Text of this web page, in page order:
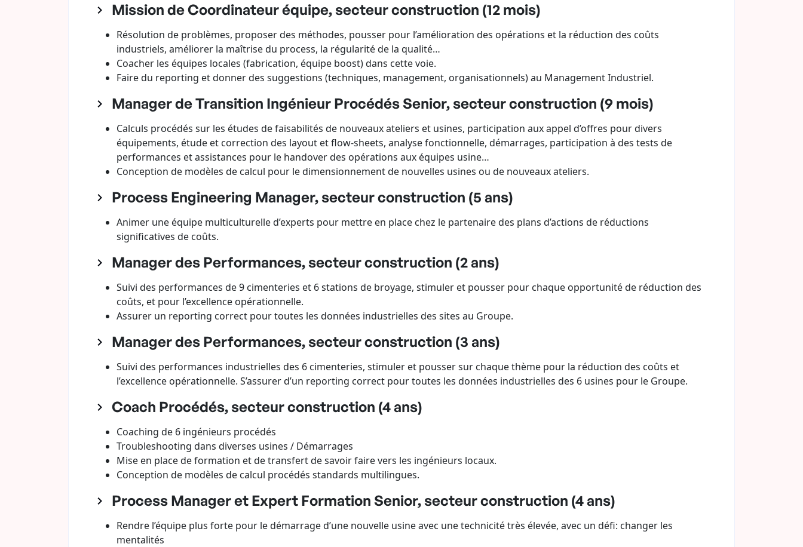
Mission de Coordinateur équipe, secteur construction (12 mois)
Résolution de problèmes, proposer des méthodes, pousser pour l’amélioration des opérations et la réduction des coûts
industriels, améliorer la maîtrise du process, la régularité de la qualité…
Coacher les équipes locales (fabrication, équipe boost) dans cette voie.
Faire du reporting et donner des suggestions (techniques, management, organisationnels) au Management Industriel.
Manager de Transition Ingénieur Procédés Senior, secteur construction (9 mois)
Calculs procédés sur les études de faisabilités de nouveaux ateliers et usines, participation aux appel d’offres pour divers
équipements, étude et correction des layout et flow-sheets, analyse fonctionnelle, démarrages, participation à des tests de
performances et assistances pour le handover des opérations aux équipes usine…
Conception de modèles de calcul pour le dimensionnement de nouvelles usines ou de nouveaux ateliers.
Process Engineering Manager, secteur construction (5 ans)
Animer une équipe multiculturelle d’experts pour mettre en place chez le partenaire des plans d’actions de réductions
significatives de coûts.
Manager des Performances, secteur construction (2 ans)
Suivi des performances de 9 cimenteries et 6 stations de broyage, stimuler et pousser pour chaque opportunité de réduction des
coûts, et pour l’excellence opérationnelle.
Assurer un reporting correct pour toutes les données industrielles des sites au Groupe.
Manager des Performances, secteur construction (3 ans)
Suivi des performances industrielles des 6 cimenteries, stimuler et pousser sur chaque thème pour la réduction des coûts et
l’excellence opérationnelle. S’assurer d’un reporting correct pour toutes les données industrielles des 6 usines pour le Groupe.
Coach Procédés, secteur construction (4 ans)
Coaching de 6 ingénieurs procédés
Troubleshooting dans diverses usines / Démarrages
Mise en place de formation et de transfert de savoir faire vers les ingénieurs locaux.
Conception de modèles de calcul procédés standards multilingues.
Process Manager et Expert Formation Senior, secteur construction (4 ans)
Rendre l’équipe plus forte pour le démarrage d’une nouvelle usine avec une technicité très élevée, avec un défi: changer les
mentalités